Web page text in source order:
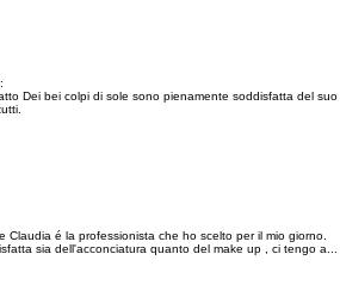
:
Dei bei colpi di sole sono pienamente soddisfatta del suo
Claudia é la professionista che ho scelto per il mio giorno.
sia dell'acconciatura quanto del make up , ci tengo a...